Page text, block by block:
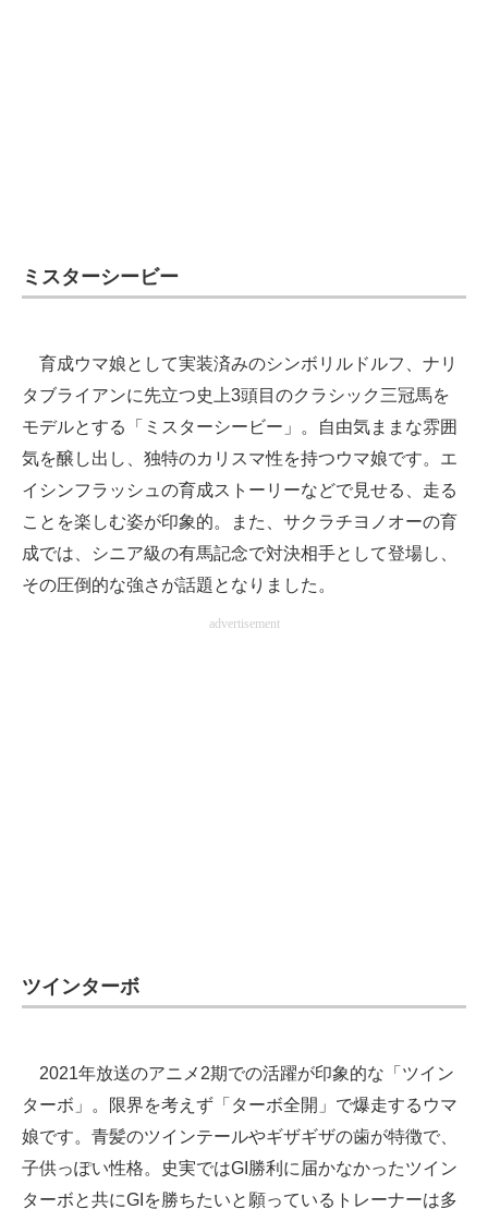
エネルギーの専門メディア
ちょっと気になるネットの話題
ミスターシービー
育成ウマ娘として実装済みのシンボリルドルフ、ナリ
タブライアンに先立つ史上3頭目のクラシック三冠馬を
モデルとする「ミスターシービー」。自由気ままな雰囲
気を醸し出し、独特のカリスマ性を持つウマ娘です。エ
イシンフラッシュの育成ストーリーなどで見せる、走る
ことを楽しむ姿が印象的。また、サクラチヨノオーの育
成では、シニア級の有馬記念で対決相手として登場し、
その圧倒的な強さが話題となりました。
advertisement
ツインターボ
2021年放送のアニメ2期での活躍が印象的な「ツイン
ターボ」。限界を考えず「ターボ全開」で爆走するウマ
娘です。青髪のツインテールやギザギザの歯が特徴で、
子供っぽい性格。史実ではGI勝利に届かなかったツイン
ターボと共にGIを勝ちたいと願っているトレーナーは多